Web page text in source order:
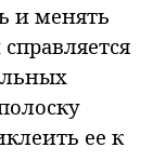
и менять
ее к